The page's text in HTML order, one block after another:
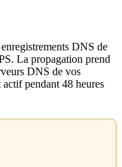
DNS de
La propagation prend
DNS de vos
pendant 48 heures